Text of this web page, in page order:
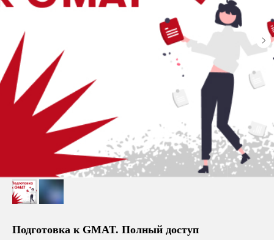
Подготовка к GMAT. Полный доступ